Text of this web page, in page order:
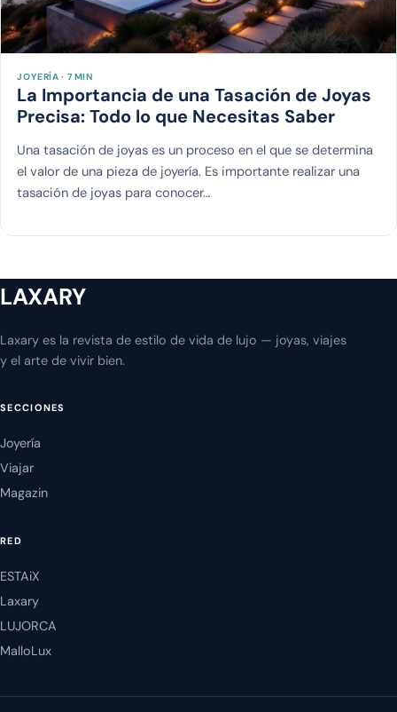
JOYERÍA · 7 MIN
La Importancia de una Tasación de Joyas
Precisa: Todo lo que Necesitas Saber
Una tasación de joyas es un proceso en el que se determina
el valor de una pieza de joyería. Es importante realizar una
tasación de joyas para conocer…
LAXARY
Laxary es la revista de estilo de vida de lujo — joyas, viajes
y el arte de vivir bien.
SECCIONES
Joyería
Viajar
Magazin
RED
ESTAiX
Laxary
LUJORCA
MalloLux